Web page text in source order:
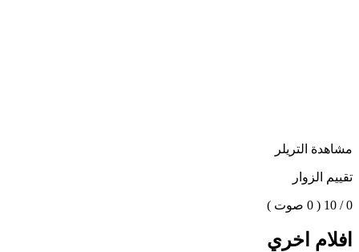
مشاهدة التريلر
تقييم الزوار
0 / 10 ( 0 صوت )
افلام اخري